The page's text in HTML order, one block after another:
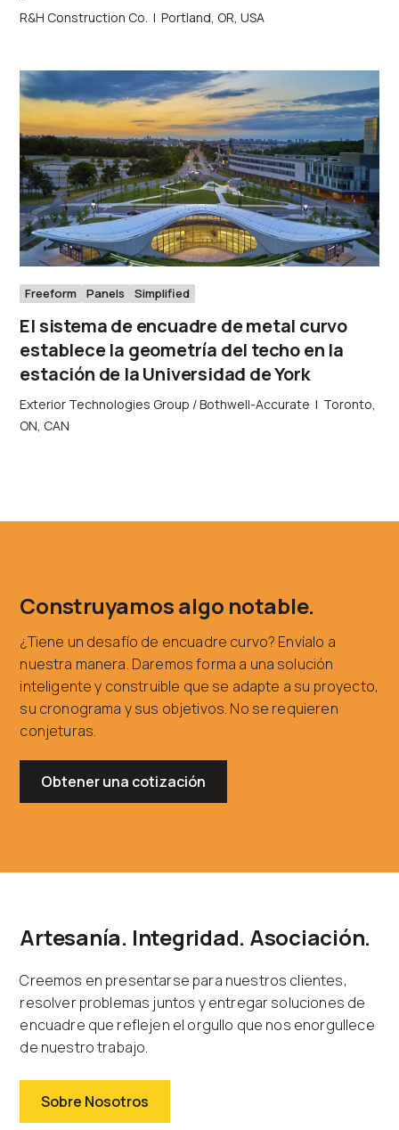
R&H Construction Co. |Portland, OR, USA
Freeform Panels Simplified
El sistema de encuadre de metal curvo
establece la geometría del techo en la
estación de la Universidad de York
Exterior Technologies Group / Bothwell-Accurate | Toronto,
ON, CAN
Construyamos algo notable.
¿Tiene un desafío de encuadre curvo? Envíalo a
nuestra manera. Daremos forma a una solución
inteligente y construible que se adapte a su proyecto,
su cronograma y sus objetivos. No se requieren
conjeturas.
Obtener una cotización
Artesanía. Integridad. Asociación.
Creemos en presentarse para nuestros clientes,
resolver problemas juntos y entregar soluciones de
encuadre que reflejen el orgullo que nos enorgullece
de nuestro trabajo.
Sobre Nosotros